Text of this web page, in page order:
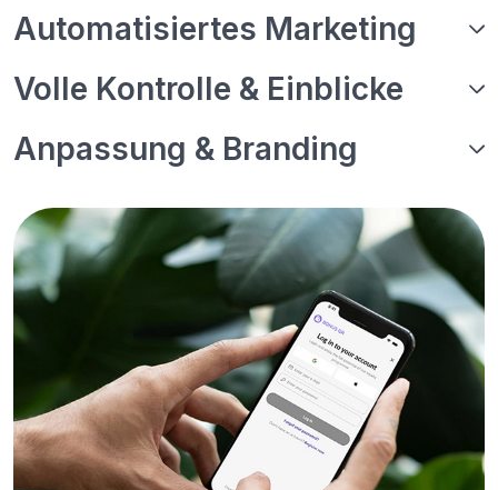
Automatisiertes Marketing
Volle Kontrolle & Einblicke
Anpassung & Branding